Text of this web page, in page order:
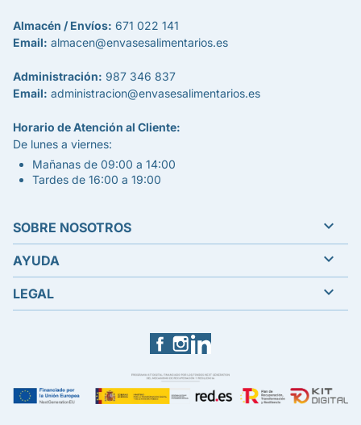
Facebook
Almacén / Envíos: 671 022 141
Email: almacen@envasesalimentarios.es
Administración: 987 346 837
Email: administracion@envasesalimentarios.es
Horario de Atención al Cliente:
De lunes a viernes:
Mañanas de 09:00 a 14:00
Tardes de 16:00 a 19:00
SOBRE NOSOTROS 
AYUDA 
LEGAL 